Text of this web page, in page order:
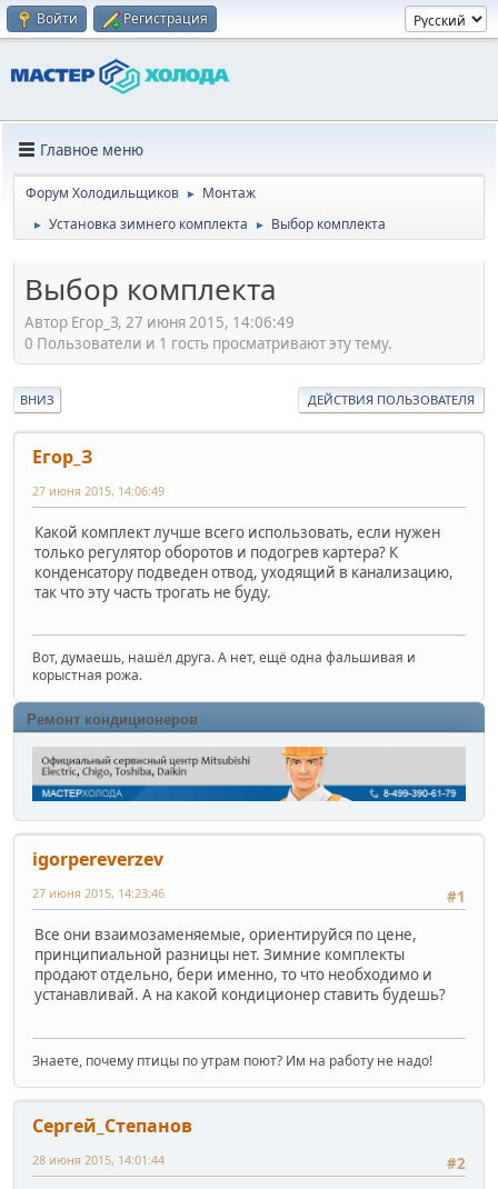
Войти Регистрация
Главное меню
Форум Холодильщиков ► Монтаж
► Установка зимнего комплекта ► Выбор комплекта
Выбор комплекта
Автор Егор_З, 27 июня 2015, 14:06:49
0 Пользователи и 1 гость просматривают эту тему.
ВНИЗ ДЕЙСТВИЯ ПОЛЬЗОВАТЕЛЯ
Егор_З
27 июня 2015, 14:06:49
Какой комплект лучше всего использовать, если нужен
только регулятор оборотов и подогрев картера? К
конденсатору подведен отвод, уходящий в канализацию,
так что эту часть трогать не буду.
Вот, думаешь, нашёл друга. А нет, ещё одна фальшивая и
корыстная рожа.
Ремонт кондиционеров
igorpereverzev
#1
27 июня 2015, 14:23:46
Все они взаимозаменяемые, ориентируйся по цене,
принципиальной разницы нет. Зимние комплекты
продают отдельно, бери именно, то что необходимо и
устанавливай. А на какой кондиционер ставить будешь?
Знаете, почему птицы по утрам поют? Им на работу не надо!
Сергей_Степанов
#2
28 июня 2015, 14:01:44